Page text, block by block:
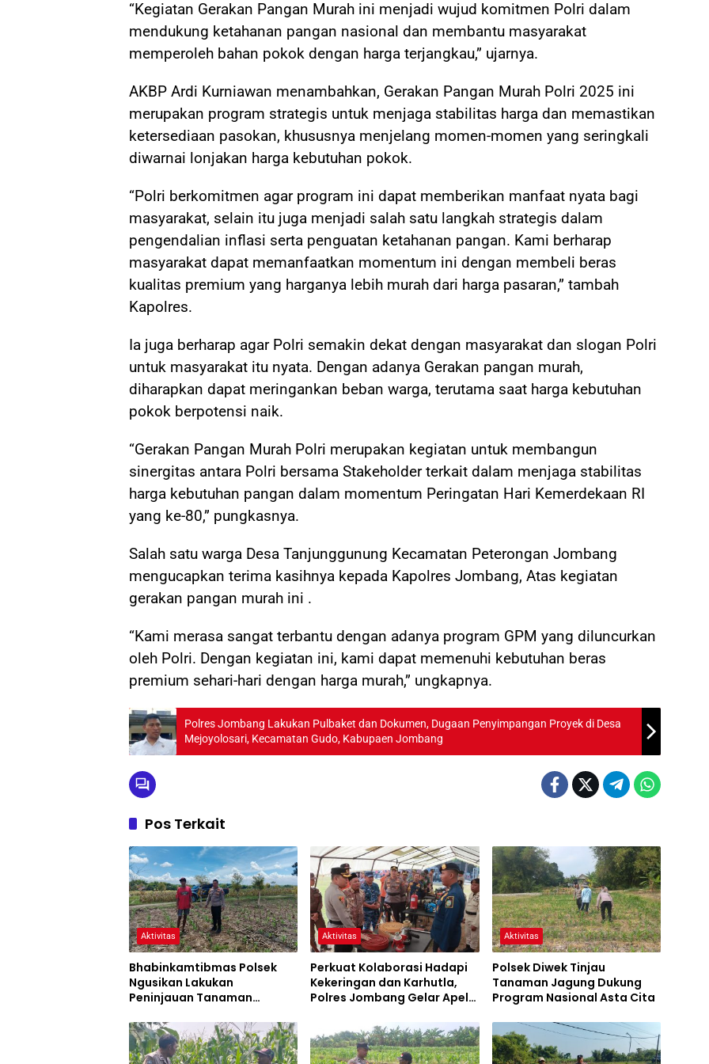
“Kegiatan Gerakan Pangan Murah ini menjadi wujud komitmen Polri dalam
mendukung ketahanan pangan nasional dan membantu masyarakat
memperoleh bahan pokok dengan harga terjangkau,” ujarnya.
AKBP Ardi Kurniawan menambahkan, Gerakan Pangan Murah Polri 2025 ini
merupakan program strategis untuk menjaga stabilitas harga dan memastikan
ketersediaan pasokan, khususnya menjelang momen-momen yang seringkali
diwarnai lonjakan harga kebutuhan pokok.
“Polri berkomitmen agar program ini dapat memberikan manfaat nyata bagi
masyarakat, selain itu juga menjadi salah satu langkah strategis dalam
pengendalian inflasi serta penguatan ketahanan pangan. Kami berharap
masyarakat dapat memanfaatkan momentum ini dengan membeli beras
kualitas premium yang harganya lebih murah dari harga pasaran,” tambah
Kapolres.
Ia juga berharap agar Polri semakin dekat dengan masyarakat dan slogan Polri
untuk masyarakat itu nyata. Dengan adanya Gerakan pangan murah,
diharapkan dapat meringankan beban warga, terutama saat harga kebutuhan
pokok berpotensi naik.
“Gerakan Pangan Murah Polri merupakan kegiatan untuk membangun
sinergitas antara Polri bersama Stakeholder terkait dalam menjaga stabilitas
harga kebutuhan pangan dalam momentum Peringatan Hari Kemerdekaan RI
yang ke-80,” pungkasnya.
Salah satu warga Desa Tanjunggunung Kecamatan Peterongan Jombang
mengucapkan terima kasihnya kepada Kapolres Jombang, Atas kegiatan
gerakan pangan murah ini .
“Kami merasa sangat terbantu dengan adanya program GPM yang diluncurkan
oleh Polri. Dengan kegiatan ini, kami dapat memenuhi kebutuhan beras
premium sehari-hari dengan harga murah,” ungkapnya.
Polres Jombang Lakukan Pulbaket dan Dokumen, Dugaan Penyimpangan Proyek di Desa
Mejoyolosari, Kecamatan Gudo, Kabupaen Jombang
Pos Terkait
Aktivitas
Bhabinkamtibmas Polsek
Ngusikan Lakukan
Peninjauan Tanaman
Mendukung Ketahanan
Pangan
Aktivitas
Perkuat Kolaborasi Hadapi
Kekeringan dan Karhutla,
Polres Jombang Gelar Apel
Aktivitas
Polsek Diwek Tinjau
Tanaman Jagung Dukung
Program Nasional Asta Cita